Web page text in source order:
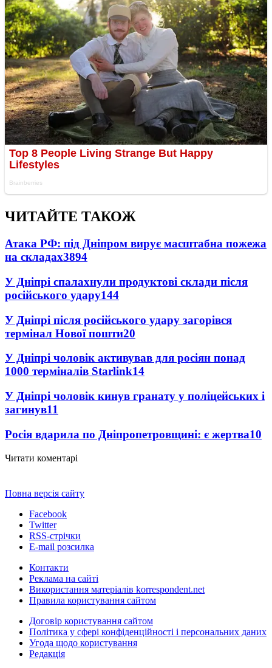
ЧИТАЙТЕ ТАКОЖ
Атака РФ: під Дніпром вирує масштабна пожежа
на складах3894
У Дніпрі спалахнули продуктові склади після
російського удару144
У Дніпрі після російського удару загорівся
термінал Нової пошти20
У Дніпрі чоловік активував для росіян понад
1000 терміналів Starlink14
У Дніпрі чоловік кинув гранату у поліцейських і
загинув11
Росія вдарила по Дніпропетровщині: є жертва10
Читати коментарі
Повна версія сайту
Facebook
Twitter
RSS-стрічки
E-mail розсилка
Контакти
Реклама на сайті
Використання матеріалів korrespondent.net
Правила користування сайтом
Договір користування сайтом
Політика у сфері конфіденційності і персональних даних
Угода щодо користування
Редакція